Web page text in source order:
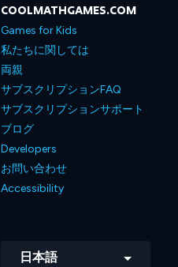
COOLMATHGAMES.COM
Games for Kids
私たちに関しては
両親
サブスクリプションFAQ
サブスクリプションサポート
ブログ
Developers
お問い合わせ
Accessibility
日本語